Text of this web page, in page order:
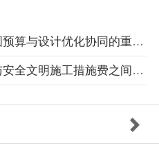
上一篇：EPC模式下施工图预算与设计优化协同的重要性体现在哪些方面？
下一篇：专业工程暂估价与安全文明施工措施费之间的关系